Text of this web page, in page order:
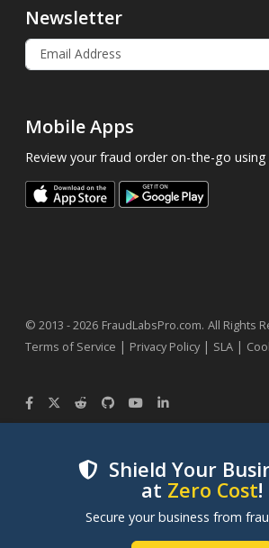
Shield Your
at Zero Cost!
Secure your business from
Newsletter
Mobile Apps
Review your fraud order on-the-go
© 2013 - 2026 FraudLabsPro.com. All Rights
Terms of Service | Privacy Policy| SLA |
We use cookies to improve your
websites. By clicking "Accept Cookies",